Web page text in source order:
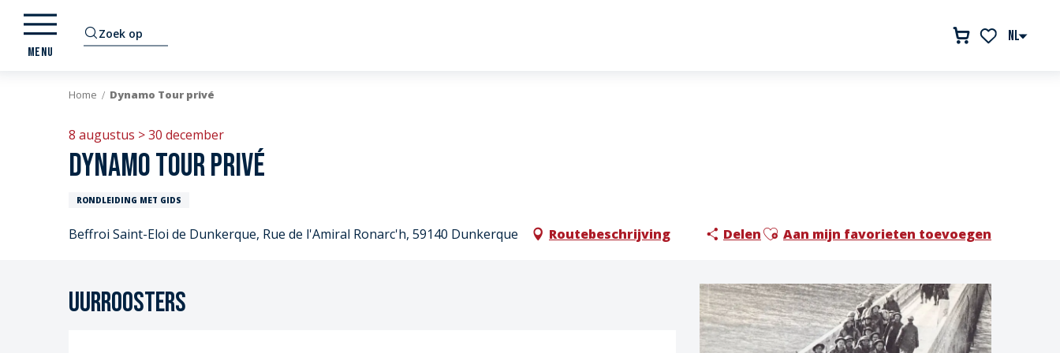
Aller
contenu
NL
Zoek op
MENU
Home Dynamo Tour privé
8 augustus > 30 december
Dynamo Tour privé
RONDLEIDING MET GIDS
Beffroi Saint-Eloi de Dunkerque, Rue de l'Amiral Ronarc'h, 59140 Dunkerque Routebeschrijving DelenAjouter aux favoris
Aan mijn favorieten toevoegen
Uurroosters